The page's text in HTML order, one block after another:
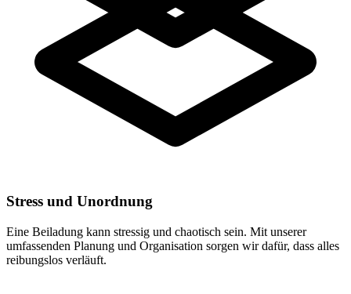
Stress und Unordnung
Eine Beiladung kann stressig und chaotisch sein. Mit unserer
umfassenden Planung und Organisation sorgen wir dafür, dass alles
reibungslos verläuft.